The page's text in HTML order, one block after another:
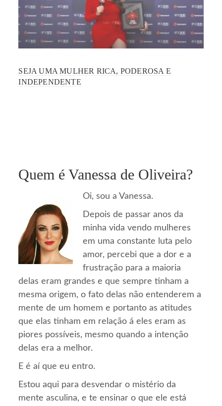
SEJA UMA MULHER RICA, PODEROSA E
INDEPENDENTE
Quem é Vanessa de Oliveira?
Oi, sou a Vanessa.
Depois de passar anos da
minha vida vendo mulheres
em uma constante luta pelo
amor, percebi que a dor e a
frustração para a maioria
delas eram grandes e que sempre tinham a
mesma origem, o fato delas não entenderem a
mente de um homem e portanto as atitudes
que elas tinham em relação á eles eram as
piores possíveis, mesmo quando a intenção
delas era a melhor.
E é aí que eu entro.
Estou aqui para desvendar o mistério da
mente asculina, e te ensinar o que ele está